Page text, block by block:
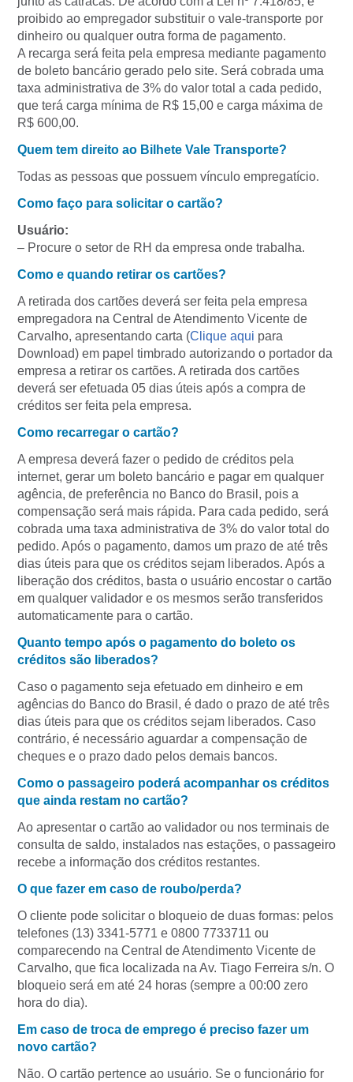
proibido ao empregador substituir o vale-transporte por
dinheiro ou qualquer outra forma de pagamento.
A recarga será feita pela empresa mediante pagamento
de boleto bancário gerado pelo site. Será cobrada uma
taxa administrativa de 3% do valor total a cada pedido,
que terá carga mínima de R$ 15,00 e carga máxima de
R$ 600,00.
Quem tem direito ao Bilhete Vale Transporte?
Todas as pessoas que possuem vínculo empregatício.
Como faço para solicitar o cartão?
Usuário:
– Procure o setor de RH da empresa onde trabalha.
Como e quando retirar os cartões?
A retirada dos cartões deverá ser feita pela empresa
empregadora na Central de Atendimento Vicente de
Carvalho, apresentando carta (Clique aqui para
Download) em papel timbrado autorizando o portador da
empresa a retirar os cartões. A retirada dos cartões
deverá ser efetuada 05 dias úteis após a compra de
créditos ser feita pela empresa.
Como recarregar o cartão?
A empresa deverá fazer o pedido de créditos pela
internet, gerar um boleto bancário e pagar em qualquer
agência, de preferência no Banco do Brasil, pois a
compensação será mais rápida. Para cada pedido, será
cobrada uma taxa administrativa de 3% do valor total do
pedido. Após o pagamento, damos um prazo de até três
dias úteis para que os créditos sejam liberados. Após a
liberação dos créditos, basta o usuário encostar o cartão
em qualquer validador e os mesmos serão transferidos
automaticamente para o cartão.
Quanto tempo após o pagamento do boleto os
créditos são liberados?
Caso o pagamento seja efetuado em dinheiro e em
agências do Banco do Brasil, é dado o prazo de até três
dias úteis para que os créditos sejam liberados. Caso
contrário, é necessário aguardar a compensação de
cheques e o prazo dado pelos demais bancos.
Como o passageiro poderá acompanhar os créditos
que ainda restam no cartão?
Ao apresentar o cartão ao validador ou nos terminais de
consulta de saldo, instalados nas estações, o passageiro
recebe a informação dos créditos restantes.
O que fazer em caso de roubo/perda?
O cliente pode solicitar o bloqueio de duas formas: pelos
telefones (13) 3341-5771 e 0800 7733711 ou
comparecendo na Central de Atendimento Vicente de
Carvalho, que fica localizada na Av. Tiago Ferreira s/n. O
bloqueio será em até 24 horas (sempre a 00:00 zero
hora do dia).
Em caso de troca de emprego é preciso fazer um
novo cartão?
Não. O cartão pertence ao usuário. Se o funcionário for